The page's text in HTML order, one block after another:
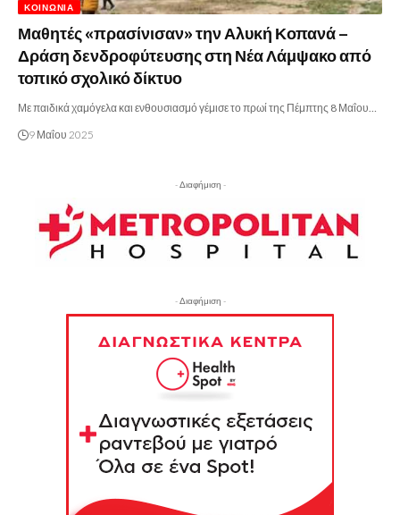
ΚΟΙΝΩΝΊΑ
Μαθητές «πρασίνισαν» την Αλυκή Κοπανά –
Δράση δενδροφύτευσης στη Νέα Λάμψακο από
τοπικό σχολικό δίκτυο
Με παιδικά χαμόγελα και ενθουσιασμό γέμισε το πρωί της Πέμπτης 8 Μαΐου…
9 Μαΐου 2025
- Διαφήμιση -
- Διαφήμιση -